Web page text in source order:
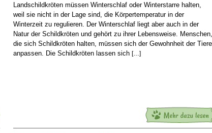
Landschildkröten müssen Winterschlaf oder Winterstarre halten,
weil sie nicht in der Lage sind, die Körpertemperatur in der
Winterzeit zu regulieren. Der Winterschlaf liegt aber auch in der
Natur der Schildkröten und gehört zu ihrer Lebensweise. Menschen,
die sich Schildkröten halten, müssen sich der Gewohnheit der Tiere
anpassen. Die Schildkröten lassen sich […]